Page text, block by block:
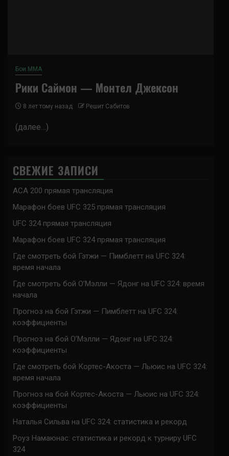
Бои ММА
Рики Саймон — Монтел Джексон
8 лет тому назад Решит Сабитов
(далее…)
СВЕЖИЕ ЗАПИСИ
ACA 200 прямая трансляция
Марафон боев UFC 325 прямая трансляция
UFC 324 прямая трансляция
Марафон боев UFC 324 прямая трансляция
Где смотреть бой Гэтжи — Пимблетт на UFC 324:
время начала
Где смотреть бой О’Мэлли — Ядонг на UFC 324: время
начала
Прогноз на бой Гэтжи — Пимблетт на UFC 324:
коэффициенты
Прогноз на бой О’Мэлли — Ядонг на UFC 324:
коэффициенты
Где смотреть бой Кортес-Акоста — Льюис на UFC 324:
время начала
Прогноз на бой Кортес-Акоста — Льюис на UFC 324:
коэффициенты
Наталья Сильва на UFC 324: статистика и рекорд
Роуз Намаюнас: статистика и рекорд к турниру UFC
324